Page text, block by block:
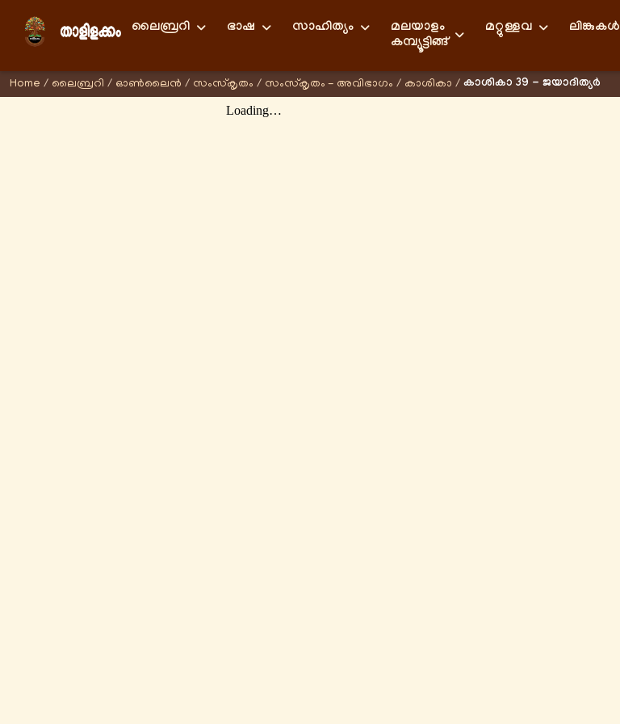
ലൈബ്രറി ഭാഷ സാഹിത്യം
മലയാളം
കമ്പ്യൂട്ടിങ്ങ്
മറ്റുള്ളവ ലിങ്കുകള്‍
Home / ലൈബ്രറി / ഓണ്‍ലൈന്‍ / സംസ്കൃതം / സംസ്കൃതം - അവിഭാഗം / കാശികാ / കാശികാ 39 - ജയാദിത്യര്‍